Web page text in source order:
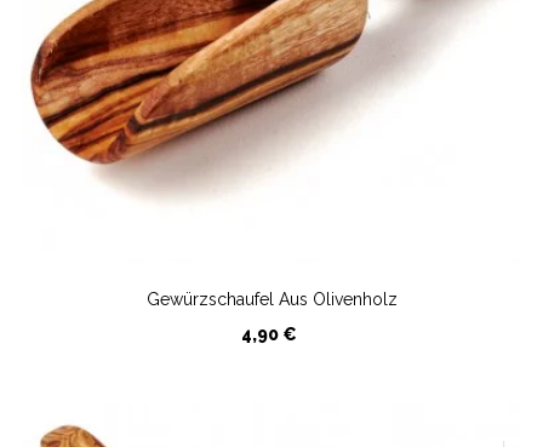
Gewürzschaufel Aus Olivenholz
Preis
4,90 €